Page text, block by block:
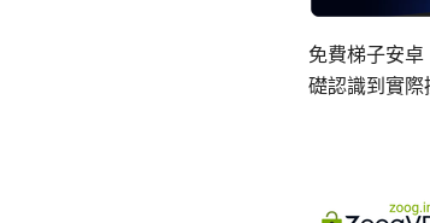
免費梯子安
礎認識到實際